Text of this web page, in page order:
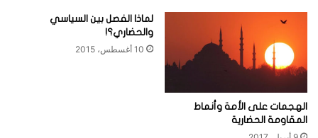
الهجمات على الأمة وأنماط
المقاومة الحضارية
لماذا الفصل بين السياسي
والحضاري؟!
10 أغسطس، 2015